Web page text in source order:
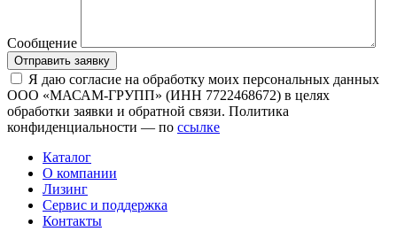
Сообщение
Отправить заявку
Я даю согласие на обработку моих персональных данных
ООО «МАСАМ-ГРУПП» (ИНН 7722468672) в целях
обработки заявки и обратной связи. Политика
конфиденциальности — по ссылке
Каталог
О компании
Лизинг
Сервис и поддержка
Контакты